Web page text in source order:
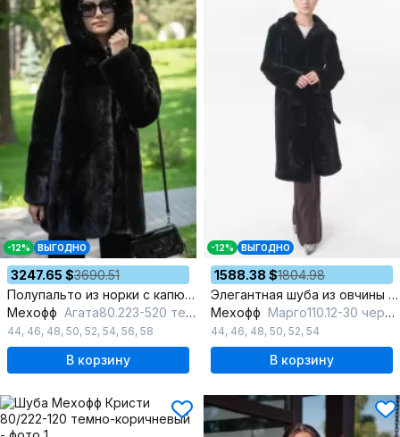
-12% ВЫГОДНО
3247.65 $3690.51
Полупальто из норки с капюшоном и фигуральными разрезами
Мехофф Агата80.223-520 темно-коричневый
44, 46, 48, 50, 52, 54, 56, 58
В корзину
-12% ВЫГОДНО
1588.38 $1804.98
Элегантная шуба из овчины с воротником и разрезами
Мехофф Марго110.12-30 черный
44, 46, 48, 50, 52, 54
В корзину